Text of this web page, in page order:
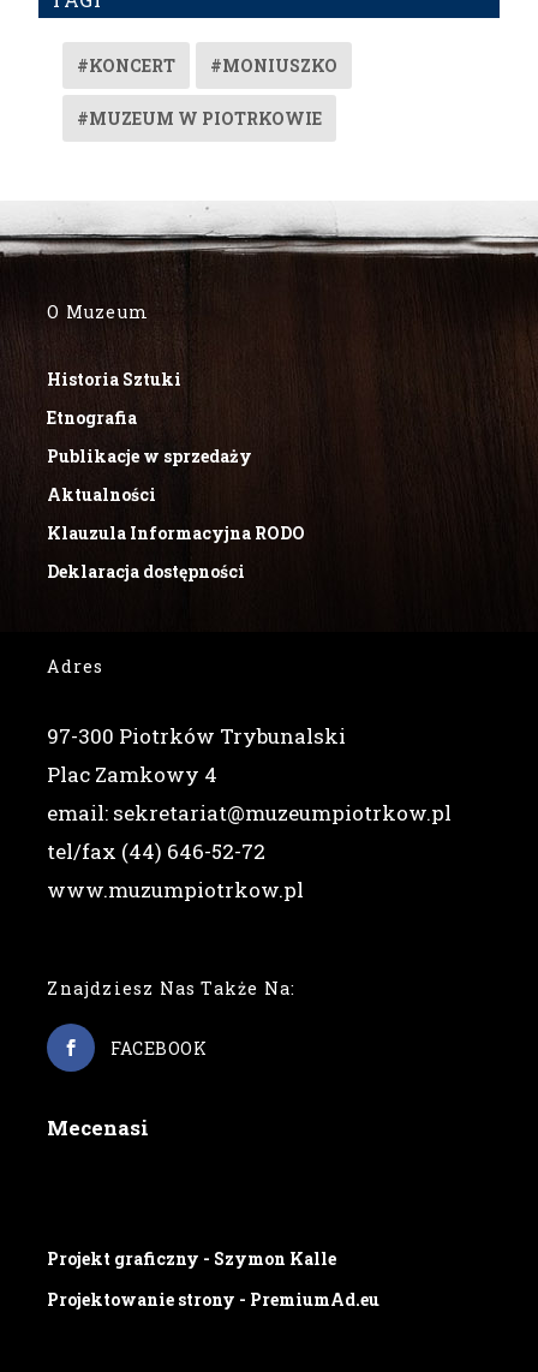
#KONCERT #MONIUSZKO
#MUZEUM W PIOTRKOWIE
O Muzeum
Historia Sztuki
Etnografia
Publikacje w sprzedaży
Aktualności
Klauzula Informacyjna RODO
Deklaracja dostępności
Adres
97-300 Piotrków Trybunalski
Plac Zamkowy 4
email: sekretariat@muzeumpiotrkow.pl
tel/fax (44) 646-52-72
www.muzumpiotrkow.pl
Znajdziesz Nas Także Na:
FACEBOOK
Mecenasi
Projekt graficzny - Szymon Kalle
Projektowanie strony - PremiumAd.eu